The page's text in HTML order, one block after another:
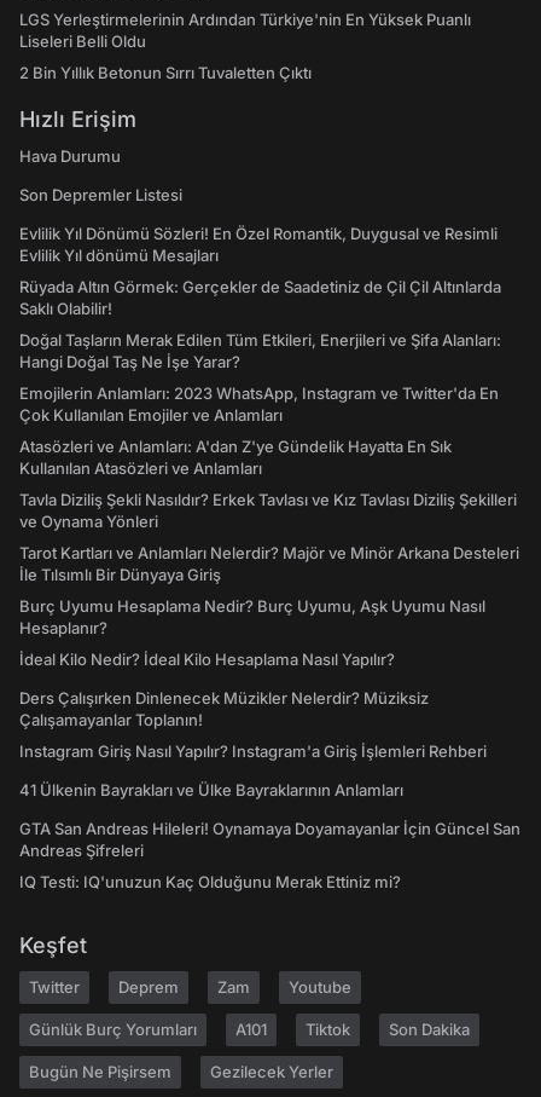
LGS Yerleştirmelerinin Ardından Türkiye'nin En Yüksek Puanlı
Liseleri Belli Oldu
2 Bin Yıllık Betonun Sırrı Tuvaletten Çıktı
Hızlı Erişim
Hava Durumu
Son Depremler Listesi
Evlilik Yıl Dönümü Sözleri! En Özel Romantik, Duygusal ve Resimli
Evlilik Yıl dönümü Mesajları
Rüyada Altın Görmek: Gerçekler de Saadetiniz de Çil Çil Altınlarda
Saklı Olabilir!
Doğal Taşların Merak Edilen Tüm Etkileri, Enerjileri ve Şifa Alanları:
Hangi Doğal Taş Ne İşe Yarar?
Emojilerin Anlamları: 2023 WhatsApp, Instagram ve Twitter'da En
Çok Kullanılan Emojiler ve Anlamları
Atasözleri ve Anlamları: A'dan Z'ye Gündelik Hayatta En Sık
Kullanılan Atasözleri ve Anlamları
Tavla Diziliş Şekli Nasıldır? Erkek Tavlası ve Kız Tavlası Diziliş Şekilleri
ve Oynama Yönleri
Tarot Kartları ve Anlamları Nelerdir? Majör ve Minör Arkana Desteleri
İle Tılsımlı Bir Dünyaya Giriş
Burç Uyumu Hesaplama Nedir? Burç Uyumu, Aşk Uyumu Nasıl
Hesaplanır?
İdeal Kilo Nedir? İdeal Kilo Hesaplama Nasıl Yapılır?
Ders Çalışırken Dinlenecek Müzikler Nelerdir? Müziksiz
Çalışamayanlar Toplanın!
Instagram Giriş Nasıl Yapılır? Instagram'a Giriş İşlemleri Rehberi
41 Ülkenin Bayrakları ve Ülke Bayraklarının Anlamları
GTA San Andreas Hileleri! Oynamaya Doyamayanlar İçin Güncel San
Andreas Şifreleri
IQ Testi: IQ'unuzun Kaç Olduğunu Merak Ettiniz mi?
Keşfet
Twitter Deprem Zam Youtube
Günlük Burç Yorumları A101 Tiktok Son Dakika
Bugün Ne Pişirsem Gezilecek Yerler